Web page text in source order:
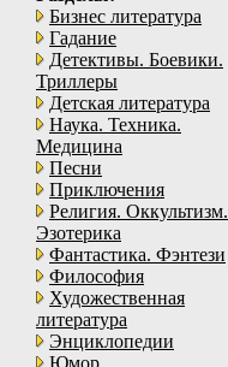
Бизнес литература
Гадание
Детективы. Боевики.
Триллеры
Детская литература
Наука. Техника.
Медицина
Песни
Приключения
Религия. Оккультизм.
Эзотерика
Фантастика. Фэнтези
Философия
Художественная
литература
Энциклопедии
Юмор